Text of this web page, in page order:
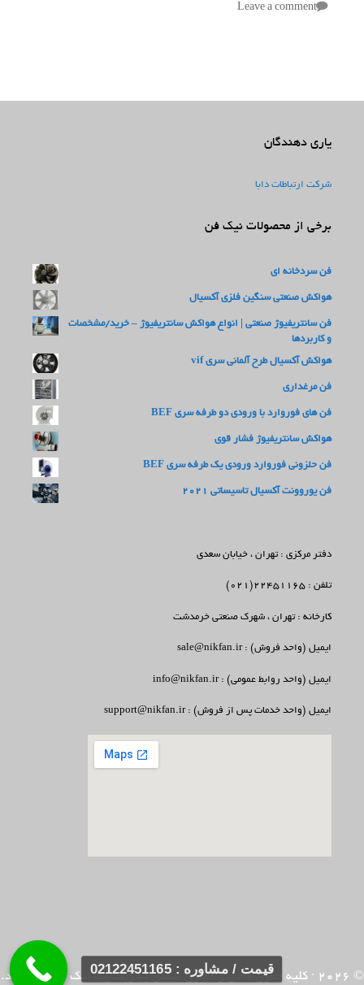
Leave a comment
یاری دهندگان
شرکت ارتباطات دابا
برخی از محصولات نیک فن
فن سردخانه ای
هواکش صنعتی سنگین فلزی آکسیال
فن سانتریفیوژ صنعتی | انواع هواکش سانتریفیوژ – خرید/مشخصات
و کاربردها
هواکش آکسیال طرح آلمانی سری vif
فن مرغداری
فن های فوروارد با ورودی دو طرفه سری BEF
هواکش سانتریفیوژ فشار قوی
فن حلزونی فوروارد ورودی یک طرفه سری BEF
فن یوروونت آکسیال تاسیساتی 2021
دفتر مرکزی : تهران ، خیابان سعدی
تلفن : 22451165(021)
کارخانه : تهران ، شهرک صنعتی خرمدشت
ایمیل (واحد فروش) : sale@nikfan.ir
ایمیل (واحد روابط عمومی) : info@nikfan.ir
ایمیل (واحد خدمات پس از فروش) : support@nikfan.ir
© 2026 · کلیه حقوق مادی و معنوی متعلق به وبسایت نیک فنمی باشد.
قیمت / مشاوره : 02122451165